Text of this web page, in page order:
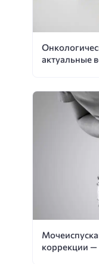
актуальные
коррекции